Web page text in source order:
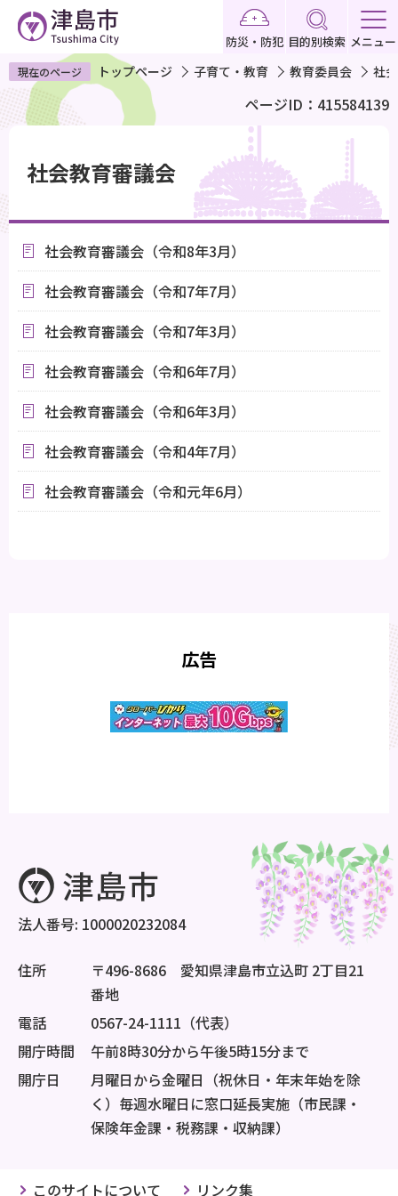
ペ
ー
ジ
で
す
防災・防犯 目的別検索 メニュー
現在のページ トップページ 子育て・教育 教育委員会 社
ページID：415584139
社会教育審議会
社会教育審議会（令和8年3月）
社会教育審議会（令和7年7月）
社会教育審議会（令和7年3月）
社会教育審議会（令和6年7月）
社会教育審議会（令和6年3月）
社会教育審議会（令和4年7月）
社会教育審議会（令和元年6月）
広告
法人番号: 1000020232084
住所
〒496-8686 愛知県津島市立込町 2丁目21
番地
電話
0567-24-1111（代表）
開庁時間
午前8時30分から午後5時15分まで
開庁日
月曜日から金曜日（祝休日・年末年始を除
く）毎週水曜日に窓口延長実施（市民課・
保険年金課・税務課・収納課）
このサイトについて リンク集